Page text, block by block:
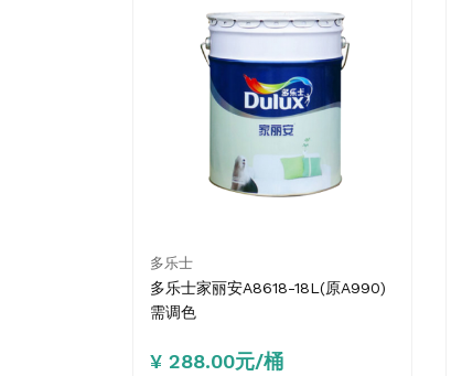
多乐士
多乐士家丽安A8618-18L(原A990)
需调色
¥ 288.00元/桶